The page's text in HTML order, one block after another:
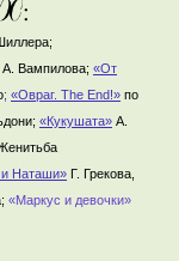
А. Вампилова; «От
; «Овраг. The End!» по
«Кукушата» А.
Наташи» Г. Грекова,
«Маркус и девочки»